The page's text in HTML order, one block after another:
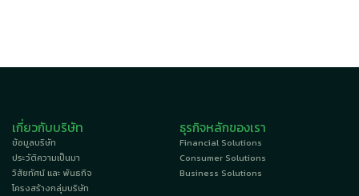
เกี่ยวกับบริษัท
ข้อมูลบริษัท
ประวัติความเป็นมา
วิสัยทัศน์ และ พันธกิจ
โครงสร้างกลุ่มบริษัท
ธุรกิจหลักของเรา
Financial Solutions
Consumer Solutions
Business Solutions